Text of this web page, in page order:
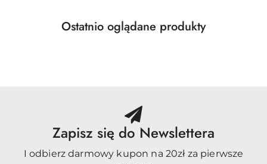
Pomiń karuzelę produktów
Produkty
Ostatnio oglądane produkty
Zapisz się do Newslettera
I odbierz darmowy kupon na 20zł za pierwsze